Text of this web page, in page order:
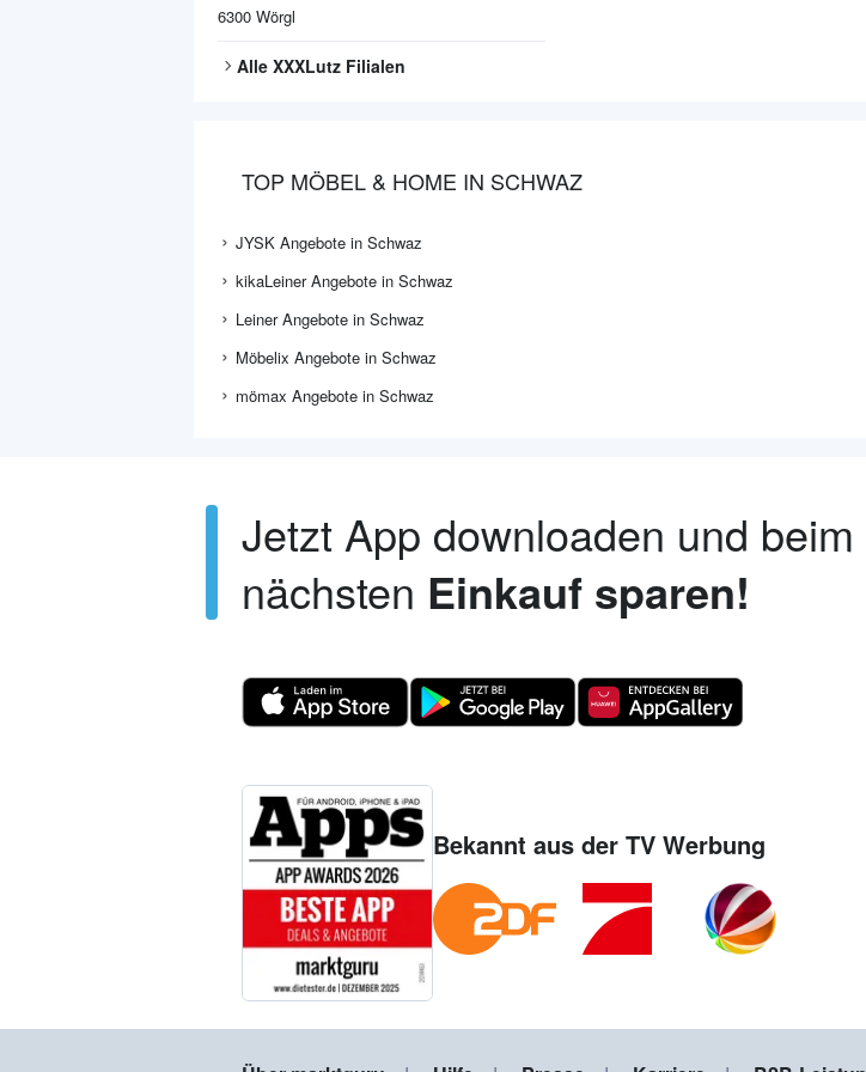
6300 Wörgl
Alle XXXLutz Filialen
TOP MÖBEL & HOME IN SCHWAZ
JYSK Angebote in Schwaz
kikaLeiner Angebote in Schwaz
Leiner Angebote in Schwaz
Möbelix Angebote in Schwaz
mömax Angebote in Schwaz
Jetzt App downloaden und beim
nächsten Einkauf sparen!
Bekannt aus der TV Werbung